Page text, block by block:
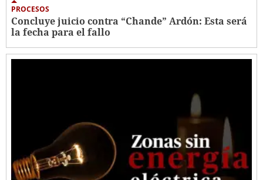
PROCESOS
Concluye juicio contra “Chande” Ardón: Esta será
la fecha para el fallo